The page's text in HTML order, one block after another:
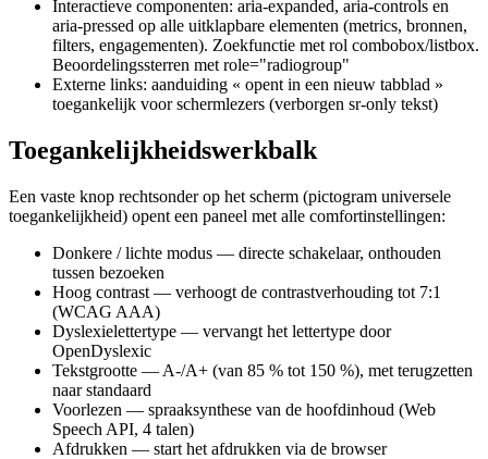
Interactieve componenten: aria-expanded, aria-controls en
aria-pressed op alle uitklapbare elementen (metrics, bronnen,
filters, engagementen). Zoekfunctie met rol combobox/listbox.
Beoordelingssterren met role="radiogroup"
Externe links: aanduiding « opent in een nieuw tabblad »
toegankelijk voor schermlezers (verborgen sr-only tekst)
Toegankelijkheidswerkbalk
Een vaste knop rechtsonder op het scherm (pictogram universele
toegankelijkheid) opent een paneel met alle comfortinstellingen:
Donkere / lichte modus — directe schakelaar, onthouden
tussen bezoeken
Hoog contrast — verhoogt de contrastverhouding tot 7:1
(WCAG AAA)
Dyslexielettertype — vervangt het lettertype door
OpenDyslexic
Tekstgrootte — A-/A+ (van 85 % tot 150 %), met terugzetten
naar standaard
Voorlezen — spraaksynthese van de hoofdinhoud (Web
Speech API, 4 talen)
Afdrukken — start het afdrukken via de browser